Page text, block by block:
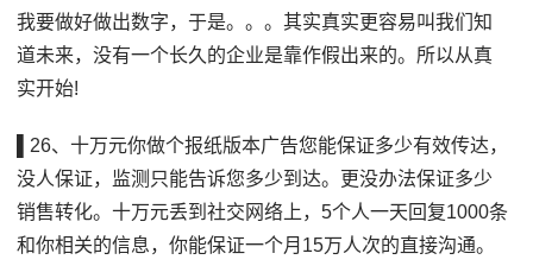
我要做好做出数字，于是。。。其实真实更容易叫我们知
道未来，没有一个长久的企业是靠作假出来的。所以从真
实开始!
▌26、十万元你做个报纸版本广告您能保证多少有效传达，
没人保证，监测只能告诉您多少到达。更没办法保证多少
销售转化。十万元丢到社交网络上，5个人一天回复1000条
和你相关的信息，你能保证一个月15万人次的直接沟通。